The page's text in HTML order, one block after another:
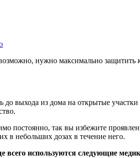
нужно максимально
до выхода из дома на открытые
постоянно, так вы избежите
в небольших дозах в течение него.
всего используются следующие